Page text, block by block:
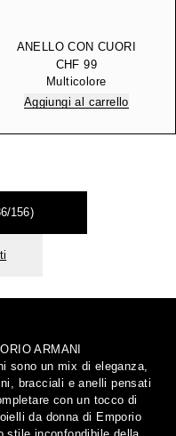
ANELLO CON CUORI
CHF 99
Multicolore
Aggiungi al carrello
156)
ARMANI
sono un mix di eleganza,
bracciali e anelli pensati
con un tocco di
da donna di Emporio